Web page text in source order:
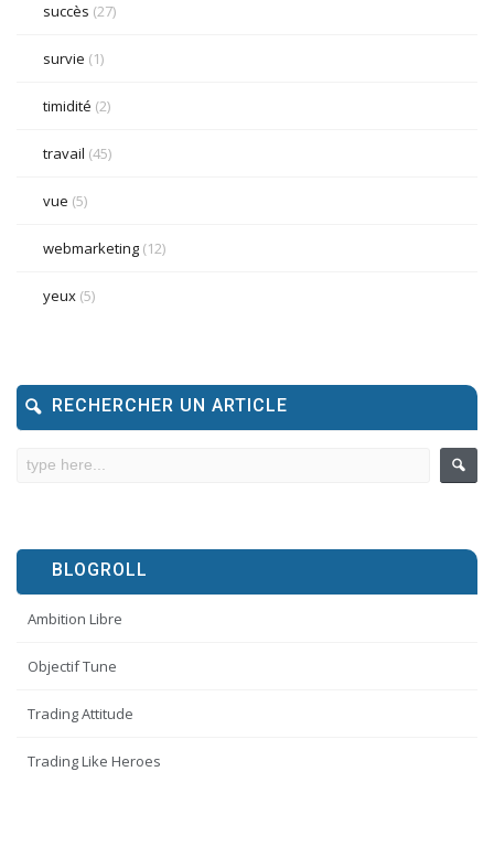
succès (27)
survie (1)
timidité (2)
travail (45)
vue (5)
webmarketing (12)
yeux (5)
RECHERCHER UN ARTICLE
BLOGROLL
Ambition Libre
Objectif Tune
Trading Attitude
Trading Like Heroes